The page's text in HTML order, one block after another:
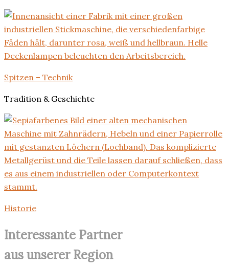
Spitzen – Technik
Tradition & Geschichte
Historie
Interessante Partner
aus unserer Region